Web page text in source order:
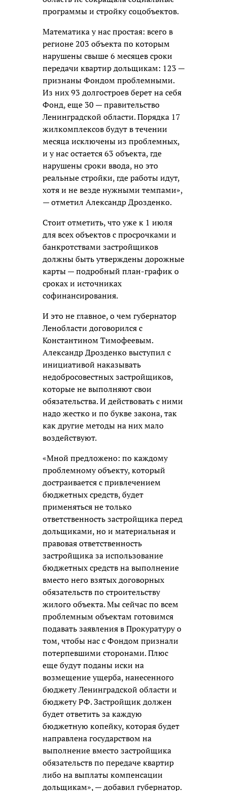
программы и стройку соцобъектов.
Математика у нас простая: всего в
регионе 203 объекта по которым
нарушены свыше 6 месяцев сроки
передачи квартир дольщикам: 123 —
признаны Фондом проблемными.
Из них 93 долгостроев берет на себя
Фонд, еще 30 — правительство
Ленинградской области. Порядка 17
жилкомплексов будут в течении
месяца исключены из проблемных,
и у нас остается 63 объекта, где
нарушены сроки ввода, но это
реальные стройки, где работы идут,
хотя и не везде нужными темпами»,
— отметил Александр Дрозденко.
Стоит отметить, что уже к 1 июля
для всех объектов с просрочками и
банкротствами застройщиков
должны быть утверждены дорожные
карты — подробный план-график о
сроках и источниках
софинансирования.
И это не главное, о чем губернатор
Ленобласти договорился с
Константином Тимофеевым.
Александр Дрозденко выступил с
инициативой наказывать
недобросовестных застройщиков,
которые не выполняют свои
обязательства. И действовать с ними
надо жестко и по букве закона, так
как другие методы на них мало
воздействуют.
«Мной предложено: по каждому
проблемному объекту, который
достраивается с привлечением
бюджетных средств, будет
применяться не только
ответственность застройщика перед
дольщиками, но и материальная и
правовая ответственность
застройщика за использование
бюджетных средств на выполнение
вместо него взятых договорных
обязательств по строительству
жилого объекта. Мы сейчас по всем
проблемным объектам готовимся
подавать заявления в Прокуратуру о
том, чтобы нас с Фондом признали
потерпевшими сторонами. Плюс
еще будут поданы иски на
возмещение ущерба, нанесенного
бюджету Ленинградской области и
бюджету РФ. Застройщик должен
будет ответить за каждую
бюджетную копейку, которая будет
направлена государством на
выполнение вместо застройщика
обязательств по передаче квартир
либо на выплаты компенсации
дольщикам», — добавил губернатор.